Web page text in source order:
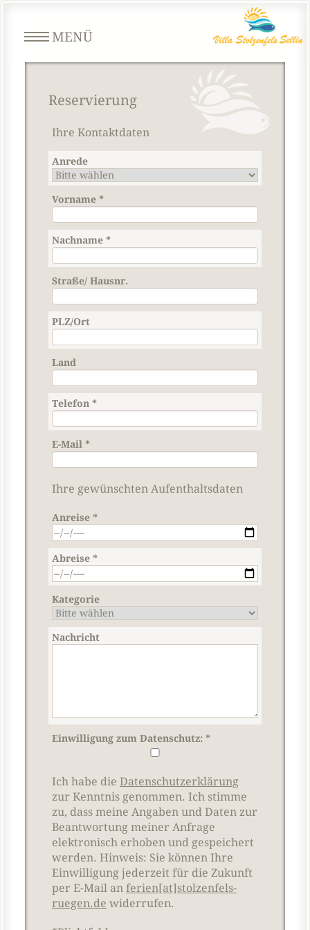
MENÜ
Reservierung
Ihre Kontaktdaten
Anrede
Vorname *
Nachname *
Straße/ Hausnr.
PLZ/Ort
Land
Telefon *
E-Mail *
Ihre gewünschten Aufenthaltsdaten
Anreise *
Abreise *
Kategorie
Nachricht
Einwilligung zum Datenschutz: *
Ich habe die Datenschutzerklärung
zur Kenntnis genommen. Ich stimme
zu, dass meine Angaben und Daten zur
Beantwortung meiner Anfrage
elektronisch erhoben und gespeichert
werden. Hinweis: Sie können Ihre
Einwilligung jederzeit für die Zukunft
per E-Mail an ferien[at]stolzenfels-
ruegen.de widerrufen.